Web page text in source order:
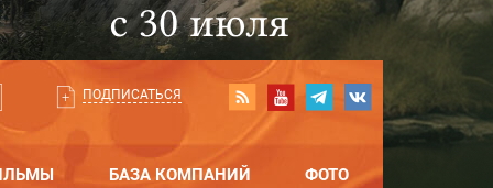
ПОДПИСАТЬСЯ
БАЗА КОМПАНИЙ ФОТО